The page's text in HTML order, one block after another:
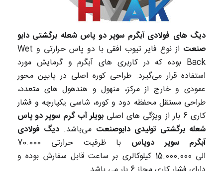
دیگ های فولادی آبگرم سوپر دو پاس شعله برگشتی دابو
صنعت
از نوع فایر تیوب افقی با دو پاس حرارتی و Wet
Back بوده که در کاربری های آبگرم و گرمایش مورد
استفاده قرار می‌گیرد. طراحی کوره اصلی در پایین محور
عمودی و خارج از مرکز، منهول و هندهول های متعدد،
طراحی مستقل محفظه دود و کوره، شاسی یکپارچه و فشار
کاری 6 بار از ویژگی های اصلی
بویلر آب گرم سوپر دو پاس
شعله برگشتی تولیدی دابوصنعت می‌باشد. دیگ فولادی
آبگرم سوپر دوپاس
با ظرفیت حرارتی 70.000
الی 15.000.000 کیلوکالری بر ساعت قابل سفارش بوده و